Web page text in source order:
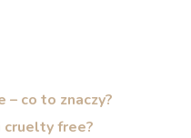
co to znaczy?
cruelty free?